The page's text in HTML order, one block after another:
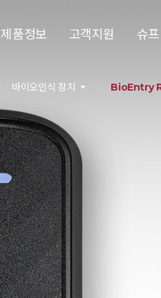
제품정보 고객지원 슈
바이오인식 장치 BioEntry